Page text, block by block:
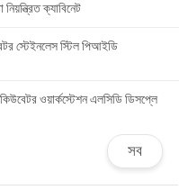
ক্যাবিনেট
স্টেইনলেস স্টিল পিআইডি
ওয়ার্কস্টেশন এলসিডি ডিসপ্লে
সব